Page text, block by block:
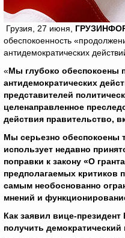
Грузия, 27 июня,
обеспокоенность
антидемократических
«Мы глубоко обеспокоены
антидемократических
представителей
целенаправленное
действия правительство,
Мы серьезно обеспокоены
использует недавно
поправки к закону «О
предполагаемых критиков
самым необоснованно
мнений и
Как заявил вице-
получить демократический